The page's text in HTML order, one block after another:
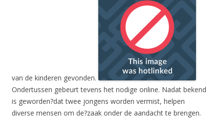
van de kinderen gevonden.
Ondertussen gebeurt tevens het nodige online. Nadat bekend
is geworden?dat twee jongens worden vermist, helpen
diverse mensen om de?zaak onder de aandacht te brengen.